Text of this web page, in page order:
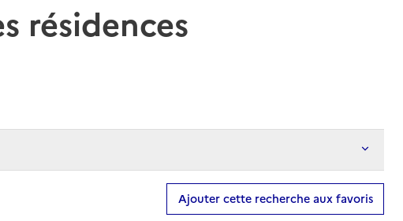
résidences
Ajouter cette recherche aux favoris